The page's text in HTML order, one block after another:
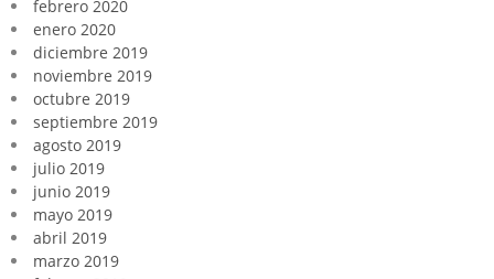
febrero 2020
enero 2020
diciembre 2019
noviembre 2019
octubre 2019
septiembre 2019
agosto 2019
julio 2019
junio 2019
mayo 2019
abril 2019
marzo 2019